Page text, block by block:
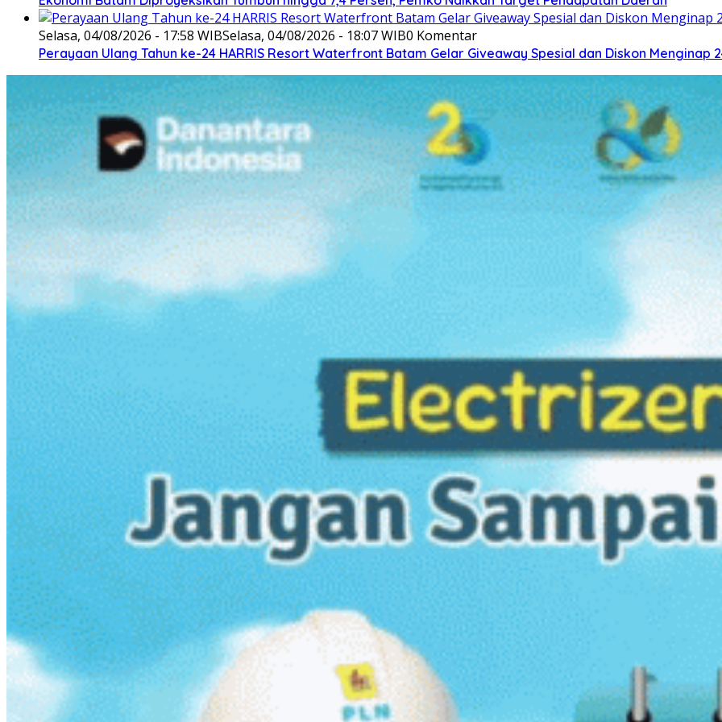
Selasa, 04/08/2026 - 17:58 WIBSelasa, 04/08/2026 - 18:07 WIB0 Komentar
Perayaan Ulang Tahun ke-24 HARRIS Resort Waterfront Batam Gelar Giveaway Spesial dan Diskon Menginap